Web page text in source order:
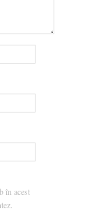
în acest